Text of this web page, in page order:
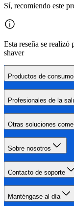
Sí, recomiendo este
Esta reseña se
shaver
Productos de consumo
Profesionales de la
Otras soluciones
Sobre nosotros
Contacto de soporte
Manténgase al día